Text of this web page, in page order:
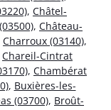
, Châtel-
, Château-
Charroux (03140),
Chareil-Cintrat
, Chambérat
, Buxières-les-
(03700), Broût-